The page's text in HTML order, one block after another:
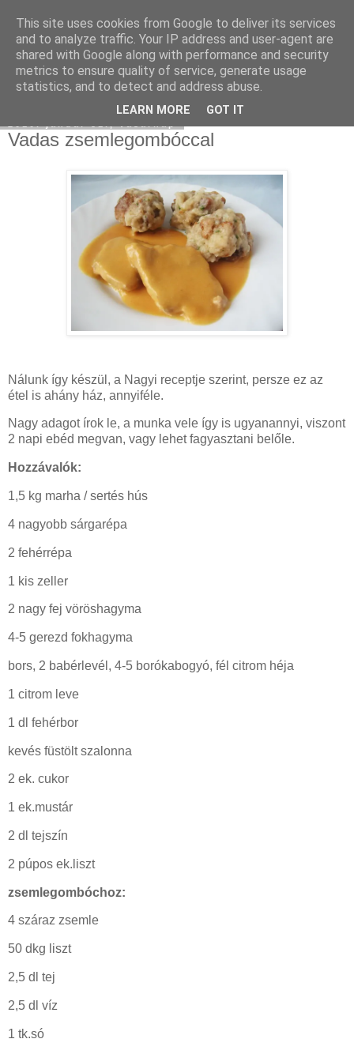
Moha Konyha
Vadas zsemlegombóccal
Nálunk így készül, a Nagyi receptje szerint, persze ez az
étel is ahány ház, annyiféle.
Nagy adagot írok le, a munka vele így is ugyanannyi, viszont
2 napi ebéd megvan, vagy lehet fagyasztani belőle.
Hozzávalók:
1,5 kg marha / sertés hús
4 nagyobb sárgarépa
2 fehérrépa
1 kis zeller
2 nagy fej vöröshagyma
4-5 gerezd fokhagyma
bors, 2 babérlevél, 4-5 borókabogyó, fél citrom héja
1 citrom leve
1 dl fehérbor
kevés füstölt szalonna
2 ek. cukor
1 ek.mustár
2 dl tejszín
2 púpos ek.liszt
zsemlegombóchoz:
4 száraz zsemle
50 dkg liszt
2,5 dl tej
2,5 dl víz
1 tk.só
This site uses cookies from Google to deliver its services
and to analyze traffic. Your IP address and user-agent are
shared with Google along with performance and security
metrics to ensure quality of service, generate usage
statistics, and to detect and address abuse.
LEARN MORE GOT IT